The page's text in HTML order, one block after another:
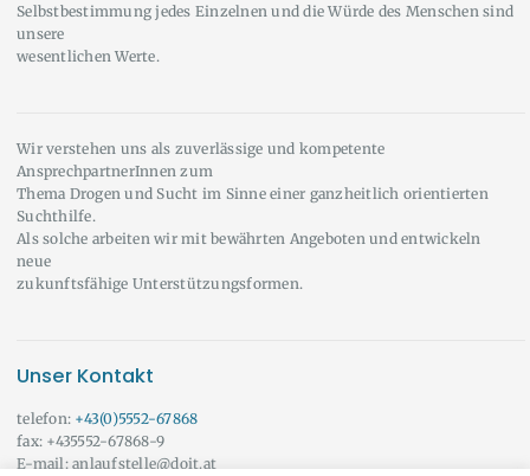
Selbstbestimmung jedes Einzelnen und die Würde des Menschen sind
unsere
wesentlichen Werte.
Wir verstehen uns als zuverlässige und kompetente
AnsprechpartnerInnen zum
Thema Drogen und Sucht im Sinne einer ganzheitlich orientierten
Suchthilfe.
Als solche arbeiten wir mit bewährten Angeboten und entwickeln
neue
zukunftsfähige Unterstützungsformen.
Unser Kontakt
telefon: +43(0)5552-67868
fax: +435552-67868-9
E-mail: anlaufstelle@doit.at